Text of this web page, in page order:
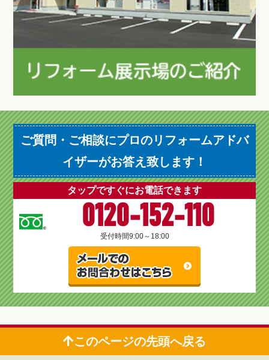
ご質問・ご相談にプロのリフォームアドバ
イザーがお答え致します！
タップですぐにお電話できます
0120-152-110
受付時間9:00～18:00
このページの先頭へ戻る